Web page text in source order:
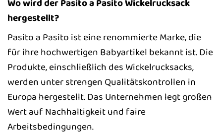
hergestellt?
Pasito a Pasito ist eine renommierte Marke, die
für ihre hochwertigen Babyartikel bekannt ist. Die
Produkte, einschließlich des Wickelrucksacks,
werden unter strengen Qualitätskontrollen in
Europa hergestellt. Das Unternehmen legt großen
Wert auf Nachhaltigkeit und faire
Arbeitsbedingungen.